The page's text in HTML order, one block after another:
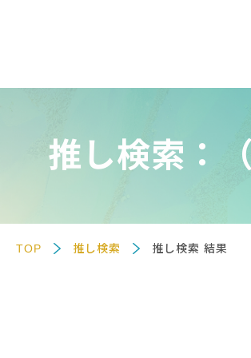
推し検索：
TOP 推し検索 推し検索 結果